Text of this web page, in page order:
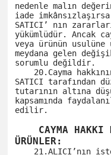
nedenle malın
iade
SATICI’ nın
yükümlüdür. Ancak
veya ürünün usulüne
meydana gelen
sorumlu değildir.
SATICI tarafından
tutarının altına
kapsamında
edilir.
ÜRÜNLER: